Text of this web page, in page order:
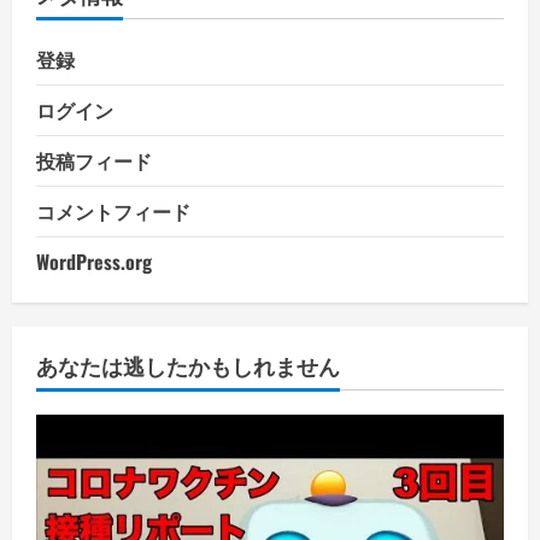
登録
ログイン
投稿フィード
コメントフィード
WordPress.org
あなたは逃したかもしれません